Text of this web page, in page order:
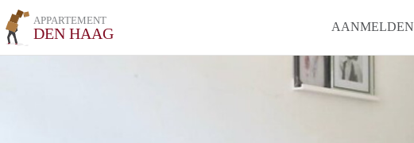
APPARTEMENT
DEN HAAG AANMELDEN